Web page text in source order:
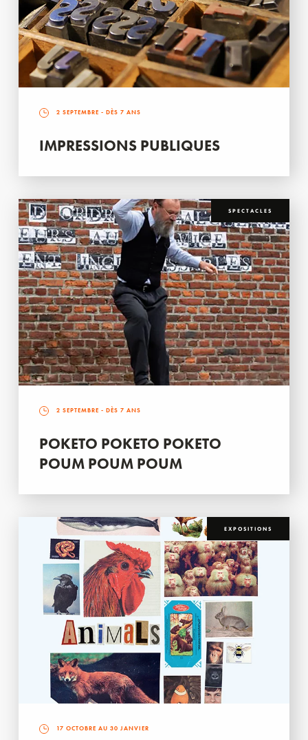
2 SEPTEMBRE - DÈS 7 ANS
IMPRESSIONS PUBLIQUES
SPECTACLES
2 SEPTEMBRE - DÈS 7 ANS
POKETO POKETO POKETO
POUM POUM POUM
EXPOSITIONS
17 OCTOBRE AU 30 JANVIER